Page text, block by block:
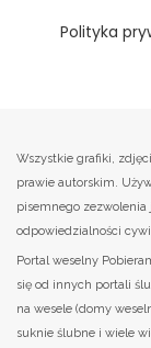
Polityka
Wszystkie grafiki,
prawie autorskim.
pisemnego
odpowiedzialności
Portal weselny
się od innych portali
na wesele (domy
suknie ślubne i wiele